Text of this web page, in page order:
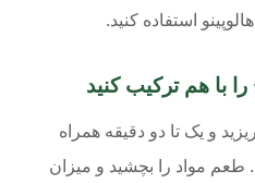
استفاده کنید.
با هم ترکیب کنید
و یک تا دو دقیقه همراه
طعم مواد را بچشید و میزان